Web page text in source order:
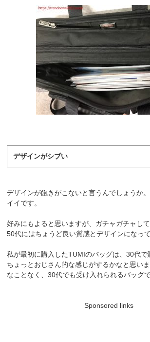
デザインがシブい
デザインが飽きがこないと言うんでしょうか
イイです。
好みにもよると思いますが、ガチャガチャし
50代にはちょうど良い質感とデザインになって
私が最初に購入したTUMIのバッグは、30代で
ちょっとおじさん的な感じがするかなと思い
なことなく、30代でも受け入れられるバッグで
Sponsored links